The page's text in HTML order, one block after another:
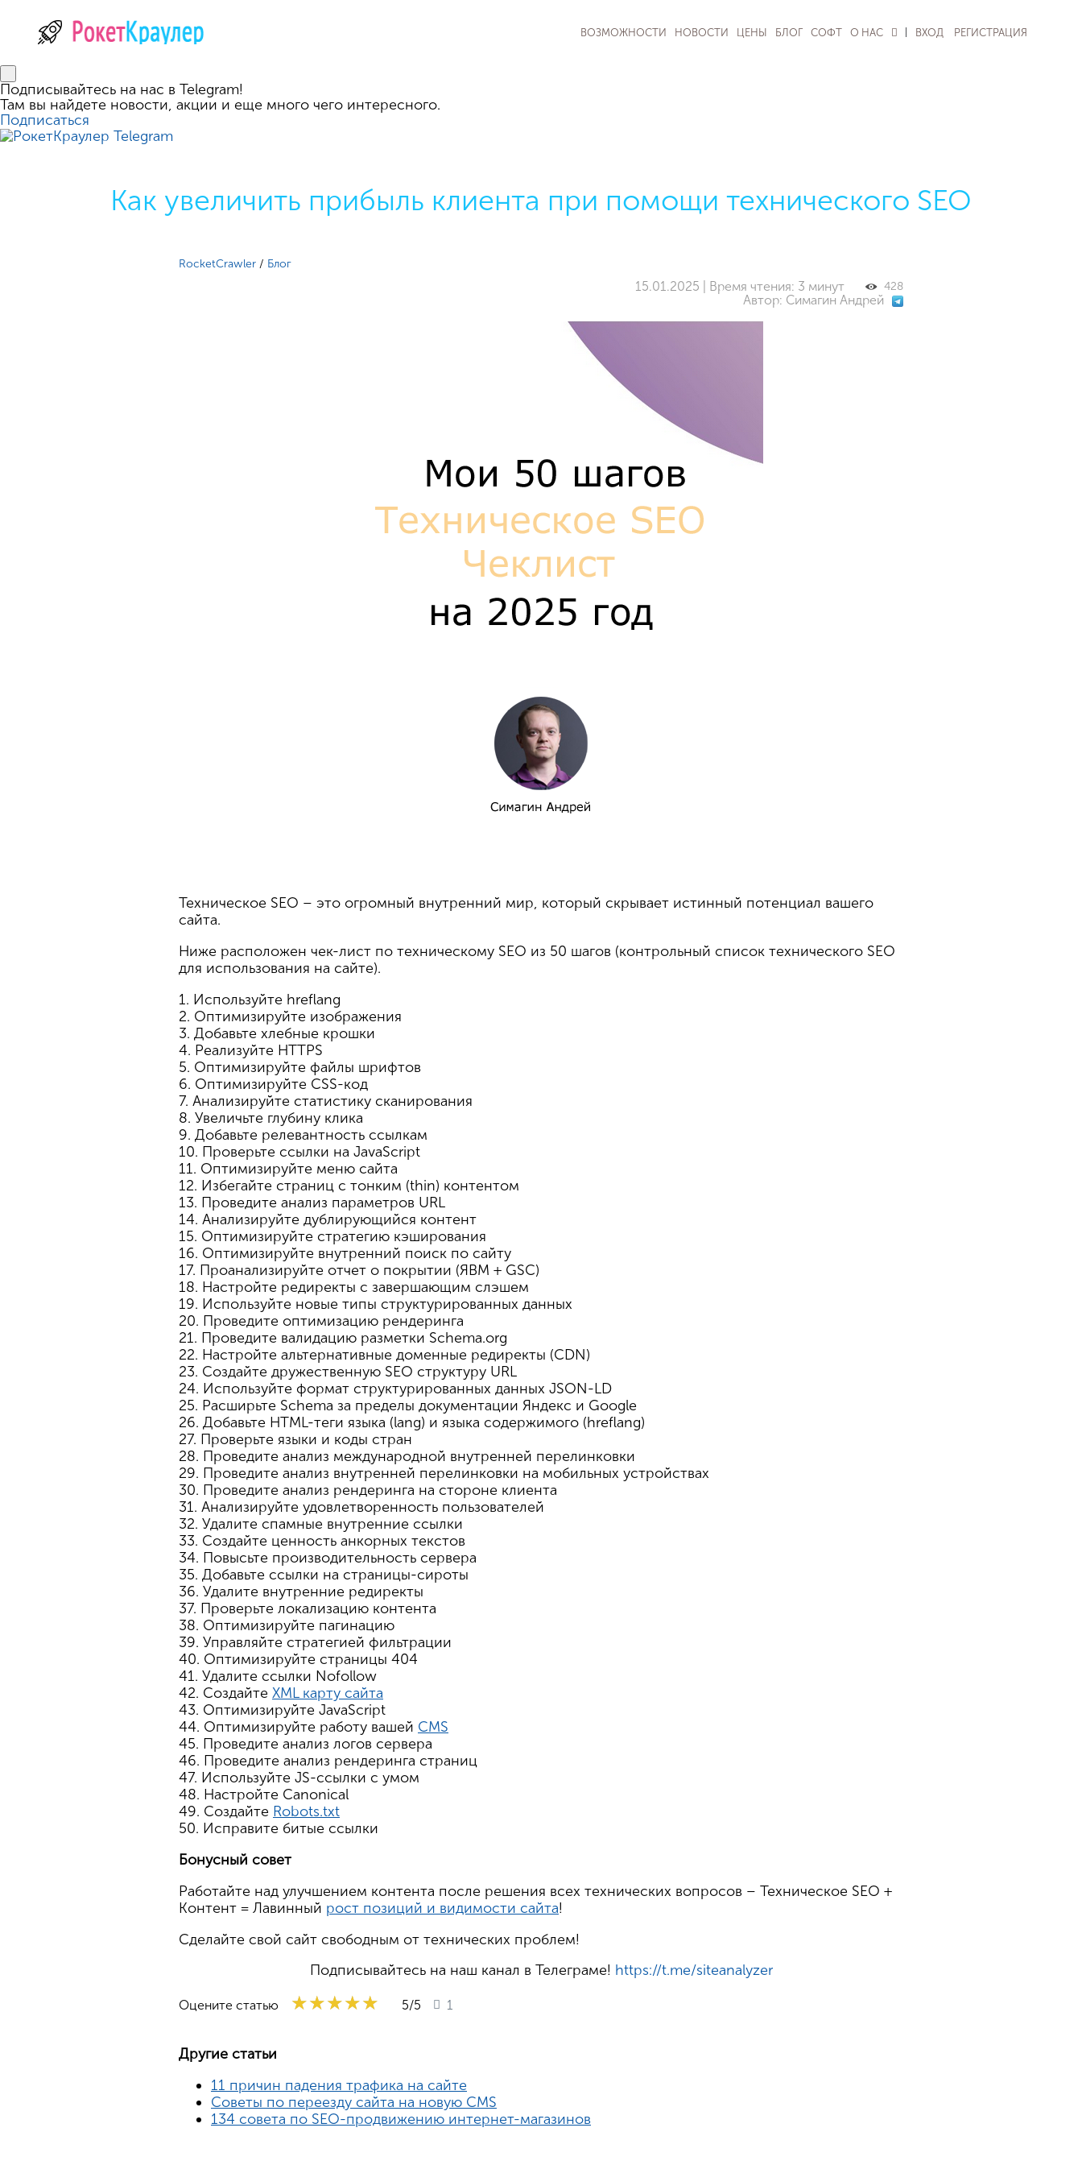
ВОЗМОЖНОСТИ НОВОСТИ ЦЕНЫ БЛОГ СОФТ О НАС ВХОД РЕГИСТРАЦИЯ
Подписывайтесь на нас в Telegram!
Там вы найдете новости, акции и еще много чего интересного.
Подписаться
Как увеличить прибыль клиента при помощи технического SEO
RocketCrawler / Блог
428
15.01.2025 | Время чтения: 3 минут
Автор: Симагин Андрей
Техническое SEO – это огромный внутренний мир, который скрывает истинный потенциал вашего
сайта.
Ниже расположен чек-лист по техническому SEO из 50 шагов (контрольный список технического SEO
для использования на сайте).
1. Используйте hreflang
2. Оптимизируйте изображения
3. Добавьте хлебные крошки
4. Реализуйте HTTPS
5. Оптимизируйте файлы шрифтов
6. Оптимизируйте CSS-код
7. Анализируйте статистику сканирования
8. Увеличьте глубину клика
9. Добавьте релевантность ссылкам
10. Проверьте ссылки на JavaScript
11. Оптимизируйте меню сайта
12. Избегайте страниц с тонким (thin) контентом
13. Проведите анализ параметров URL
14. Анализируйте дублирующийся контент
15. Оптимизируйте стратегию кэширования
16. Оптимизируйте внутренний поиск по сайту
17. Проанализируйте отчет о покрытии (ЯВМ + GSC)
18. Настройте редиректы с завершающим слэшем
19. Используйте новые типы структурированных данных
20. Проведите оптимизацию рендеринга
21. Проведите валидацию разметки Schema.org
22. Настройте альтернативные доменные редиректы (CDN)
23. Создайте дружественную SEO структуру URL
24. Используйте формат структурированных данных JSON-LD
25. Расширьте Schema за пределы документации Яндекс и Google
26. Добавьте HTML-теги языка (lang) и языка содержимого (hreflang)
27. Проверьте языки и коды стран
28. Проведите анализ международной внутренней перелинковки
29. Проведите анализ внутренней перелинковки на мобильных устройствах
30. Проведите анализ рендеринга на стороне клиента
31. Анализируйте удовлетворенность пользователей
32. Удалите спамные внутренние ссылки
33. Создайте ценность анкорных текстов
34. Повысьте производительность сервера
35. Добавьте ссылки на страницы-сироты
36. Удалите внутренние редиректы
37. Проверьте локализацию контента
38. Оптимизируйте пагинацию
39. Управляйте стратегией фильтрации
40. Оптимизируйте страницы 404
41. Удалите ссылки Nofollow
42. Создайте XML карту сайта
43. Оптимизируйте JavaScript
44. Оптимизируйте работу вашей CMS
45. Проведите анализ логов сервера
46. Проведите анализ рендеринга страниц
47. Используйте JS-ссылки с умом
48. Настройте Canonical
49. Создайте Robots.txt
50. Исправите битые ссылки
Бонусный совет
Работайте над улучшением контента после решения всех технических вопросов – Техническое SEO +
Контент = Лавинный рост позиций и видимости сайта!
Сделайте свой сайт свободным от технических проблем!
Подписывайтесь на наш канал в Телеграме! https://t.me/siteanalyzer
Оцените статью ★★★★★
★★★★★
★★★★★ 5/5 1
Другие статьи
11 причин падения трафика на сайте
Советы по переезду сайта на новую CMS
134 совета по SEO-продвижению интернет-магазинов